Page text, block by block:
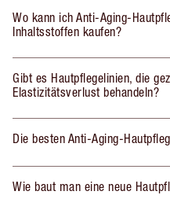
Wo kann ich Anti-Aging-
Inhaltsstoffen kaufen?
Gibt es Hautpflegelinien, die
Elastizitätsverlust behandeln?
Die besten Anti-Aging-
Wie baut man eine neue